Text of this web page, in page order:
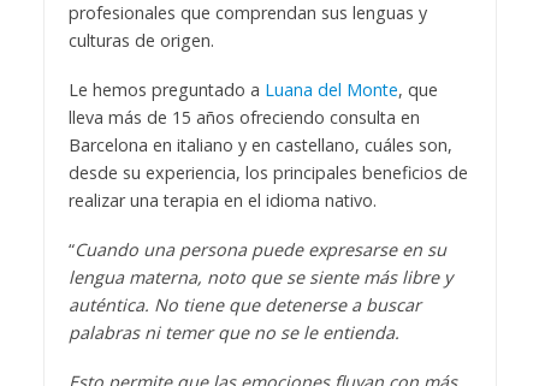
profesionales que comprendan sus lenguas y
culturas de origen.
Le hemos preguntado a Luana del Monte, que
lleva más de 15 años ofreciendo consulta en
Barcelona en italiano y en castellano, cuáles son,
desde su experiencia, los principales beneficios de
realizar una terapia en el idioma nativo.
“Cuando una persona puede expresarse en su
lengua materna, noto que se siente más libre y
auténtica. No tiene que detenerse a buscar
palabras ni temer que no se le entienda.